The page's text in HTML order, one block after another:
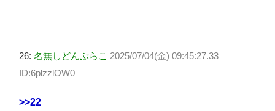
26: 名無しどんぶらこ 2025/07/04(金) 09:45:27.33
ID:6plzzlOW0
>>22